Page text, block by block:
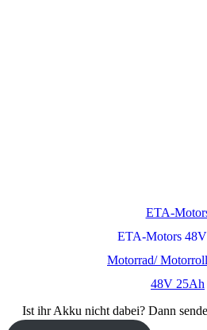
ETA-
ETA-Motors
Motorrad/
48V 25Ah
Ist ihr Akku nicht dabei? Dann